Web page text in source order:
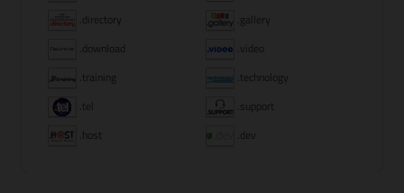
.directory
.gallery
.download
.video
.training
.technology
.tel
.support
.host
.dev